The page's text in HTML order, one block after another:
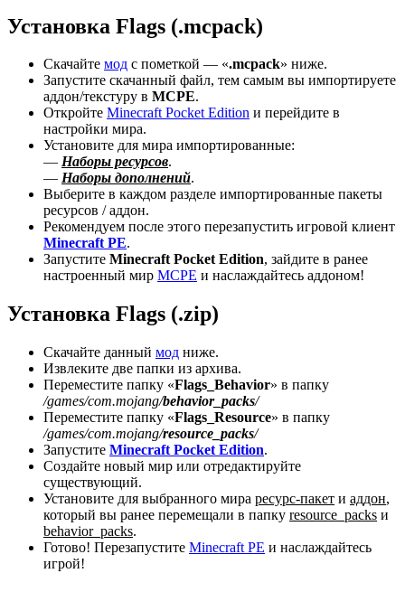
Установка Flags (.mcpack)
Скачайте мод с пометкой — «.mcpack» ниже.
Запустите скачанный файл, тем самым вы импортируете
аддон/текстуру в MCPE.
Откройте Minecraft Pocket Edition и перейдите в
настройки мира.
Установите для мира импортированные:
— Наборы ресурсов.
— Наборы дополнений.
Выберите в каждом разделе импортированные пакеты
ресурсов / аддон.
Рекомендуем после этого перезапустить игровой клиент
Minecraft PE.
Запустите Minecraft Pocket Edition, зайдите в ранее
настроенный мир MCPE и наслаждайтесь аддоном!
Установка Flags (.zip)
Скачайте данный мод ниже.
Извлеките две папки из архива.
Переместите папку «Flags_Behavior» в папку
/games/com.mojang/behavior_packs/
Переместите папку «Flags_Resource» в папку
/games/com.mojang/resource_packs/
Запустите Minecraft Pocket Edition.
Создайте новый мир или отредактируйте
существующий.
Установите для выбранного мира ресурс-пакет и аддон,
который вы ранее перемещали в папку resource_packs и
behavior_packs.
Готово! Перезапустите Minecraft PE и наслаждайтесь
игрой!